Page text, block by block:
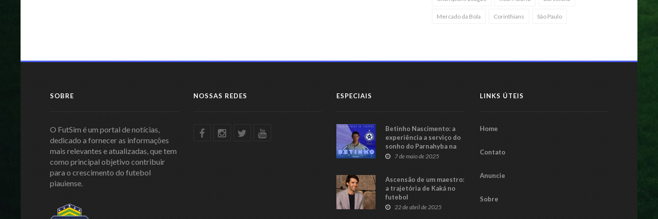
Mercado da Bola Corinthians São Paulo
SOBRE
O FutSim é um portal de notícias,
dedicado a fornecer as informações
mais relevantes e atualizadas, que tem
como principal objetivo contribuir
para o crescimento do futebol
piauiense.
NOSSAS REDES ESPECIAIS
Betinho Nascimento: a
experiência a serviço do
sonho do Parnahyba na
Série C
7 de maio de 2025
Ascensão de um maestro:
a trajetória de Kaká no
futebol
22 de abril de 2025
LINKS ÚTEIS
Home
Contato
Anuncie
Sobre